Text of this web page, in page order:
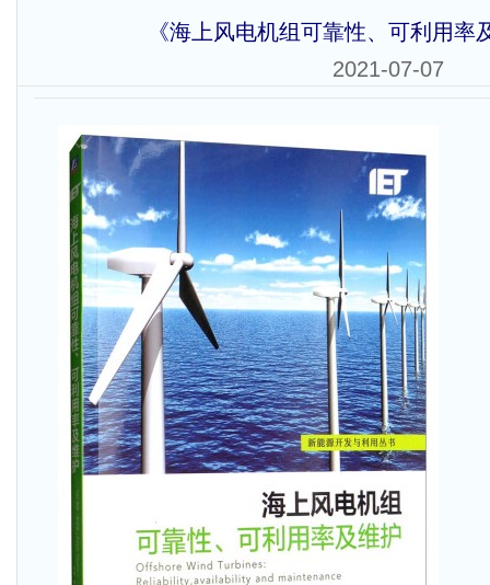
《海上风电机组可靠性、可利用率
2021-07-07